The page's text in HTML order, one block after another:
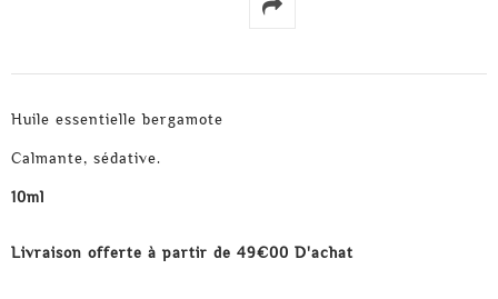
Huile essentielle bergamote
Calmante, sédative.
10ml
Livraison offerte à partir de 49€00 D'achat